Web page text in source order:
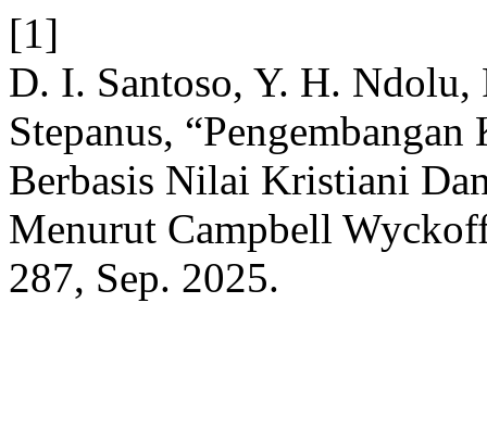
[1]
D. I. Santoso, Y. H. Ndolu,
Stepanus,
Berbasis Nilai Kristiani
Menurut Campbell
287, Sep. 2025.